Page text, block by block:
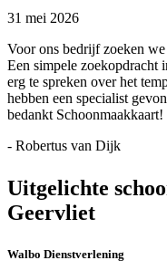
31 mei 2026
Voor ons bedrijf zoeken
Een simpele zoekopdracht
erg te spreken over het
hebben een specialist
bedankt Schoonmaakkaart!
- Robertus van Dijk
Uitgelichte
Geervliet
Walbo Dienstverlening